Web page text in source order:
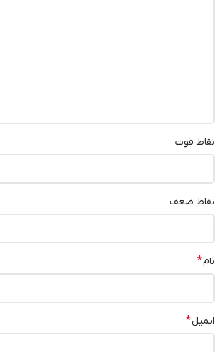
نقاط قوت
نقاط ضعف
نام*
ایمیل*